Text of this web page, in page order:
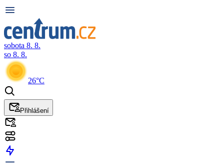
sobota 8. 8.
so 8. 8.
26°C
Přihlášení